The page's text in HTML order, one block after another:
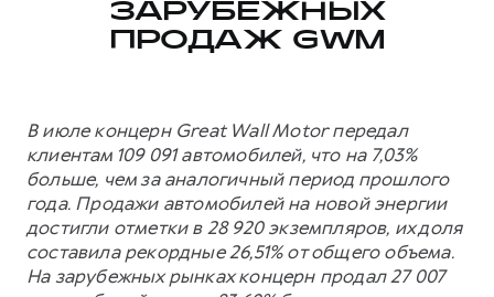
Модели
от 2 049 000 ₽
JOLION
от 2 049 000 ₽
Покупателям
Автомобили в наличии
Конфигуратор HAVAL
Аксессуары HAVAL
Каталоги и прайс-листы
Владельцам
Все о сервисе
Запись на сервис
Моторное масло
Стоимость ТО
Спецпредложения
Покупателям
Владельцам
О дилере
О бренде
Новости
О GWM
ИНФОРМАЦИЯ О ДИЛЕРЕ
ЗАРУБЕЖНЫХ
ПРОДАЖ GWM
В июле концерн Great Wall Motor передал
клиентам 109 091 автомобилей, что на 7,03%
больше, чем за аналогичный период прошлого
года. Продажи автомобилей на новой энергии
достигли отметки в 28 920 экземпляров, их доля
составила рекордные 26,51% от общего объема.
На зарубежных рынках концерн продал 27 007